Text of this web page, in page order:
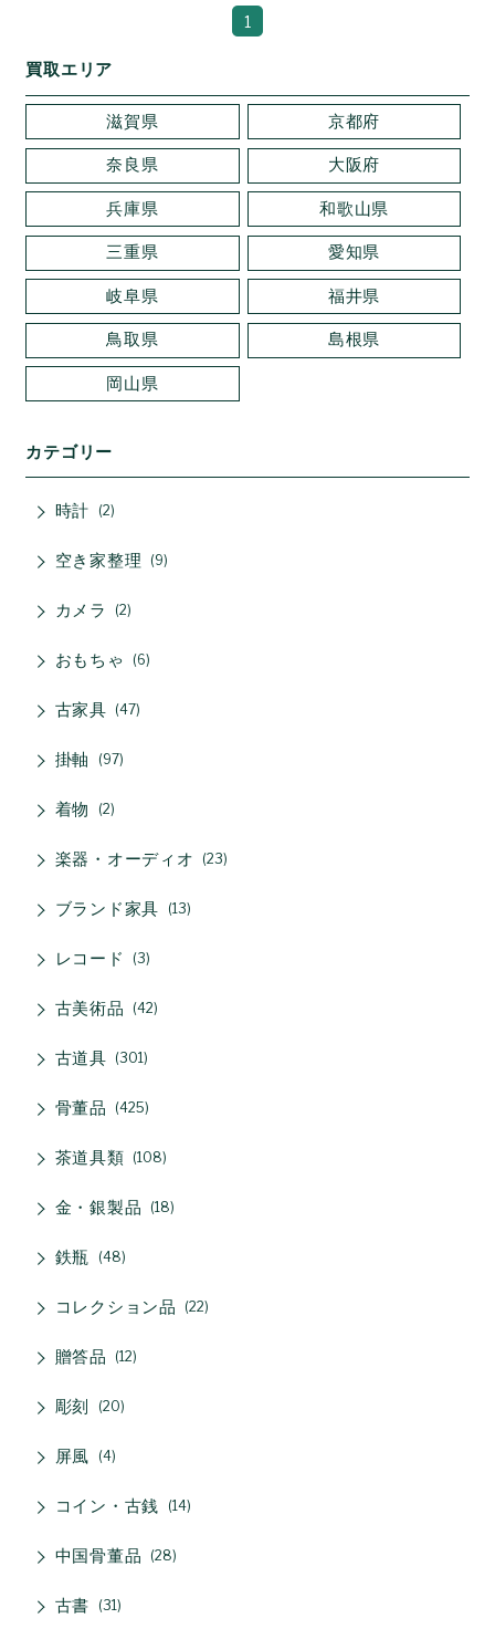
1
買取エリア
滋賀県 京都府
奈良県 大阪府
兵庫県 和歌山県
三重県 愛知県
岐阜県 福井県
鳥取県 島根県
岡山県
カテゴリー
時計 2
空き家整理 9
カメラ 2
おもちゃ 6
古家具 47
掛軸 97
着物 2
楽器・オーディオ 23
ブランド家具 13
レコード 3
古美術品 42
古道具 301
骨董品 425
茶道具類 108
金・銀製品 18
鉄瓶 48
コレクション品 22
贈答品 12
彫刻 20
屏風 4
コイン・古銭 14
中国骨董品 28
古書 31